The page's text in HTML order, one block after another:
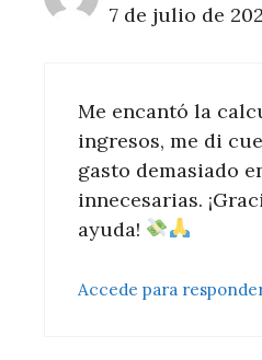
7 de julio de
Me encantó la
ingresos, me di
gasto demasiado
innecesarias.
ayuda!
Accede para